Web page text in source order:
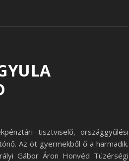
tisztviselő, országgyűlési
Az öt gyermekből ő a harmadik.
Gábor Áron Honvéd Tüzérségi